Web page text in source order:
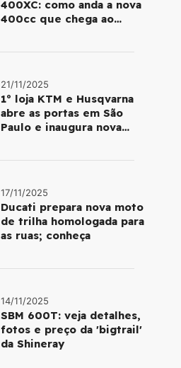
400XC: como anda a nova
400cc que chega ao
21/11/2025
1º loja KTM e Husqvarna
abre as portas em São
Paulo e inaugura nova
17/11/2025
Ducati prepara nova moto
de trilha homologada para
as ruas; conheça
14/11/2025
SBM 600T: veja detalhes,
fotos e preço da 'bigtrail'
da Shineray